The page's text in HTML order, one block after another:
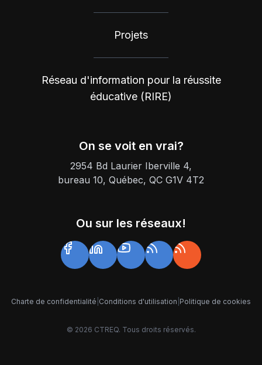
Projets
Réseau d'information pour la réussite
éducative (RIRE)
On se voit en vrai?
2954 Bd Laurier Iberville 4,
bureau 10, Québec, QC G1V 4T2
Ou sur les réseaux!
Charte de confidentialité Conditions d'utilisation Politique de cookies
© 2026 CTREQ. Tous droits réservés.